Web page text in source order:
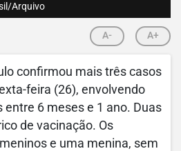
Arquivo
A- A+
confirmou mais três casos
feira (26), envolvendo
6 meses e 1 ano. Duas
de vacinação. Os
e uma menina, sem